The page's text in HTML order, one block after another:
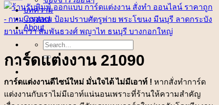
บทความ
Contact
About
Search
for:
การ์ดแต่งงาน 21090
การ์ดแต่งงานดีไซน์ใหม่ มั่นใจได้ ไม่มีเอาท์ ! หากสั่งทำการ์ด
แต่งงานกับเราไม่มีเอาท์แน่นอนเพราะที่ร้านให้ความสำคัญ